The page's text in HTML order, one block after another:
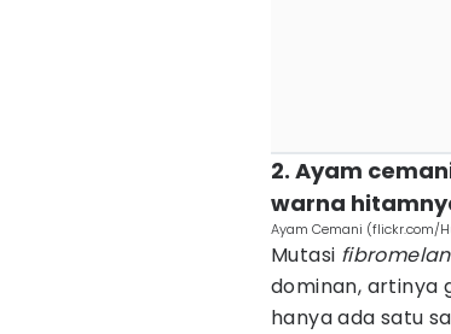
2. Ayam
warna
Ayam Cemani (flickr.com/
Mutasi
dominan, artinya
hanya ada satu